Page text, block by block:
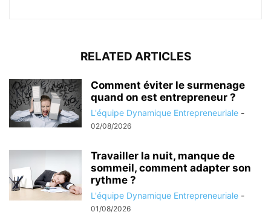
RELATED ARTICLES
Comment éviter le surmenage
quand on est entrepreneur ?
L'équipe Dynamique Entrepreneuriale -
02/08/2026
Travailler la nuit, manque de
sommeil, comment adapter son
rythme ?
L'équipe Dynamique Entrepreneuriale -
01/08/2026